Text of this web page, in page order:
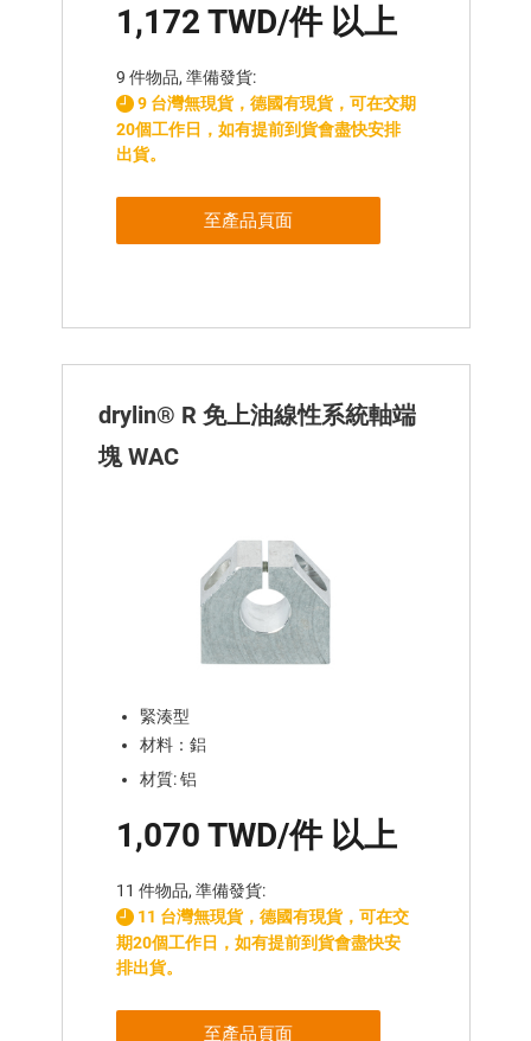
1,172 TWD/件 以上
9 件物品, 準備發貨:
9 台灣無現貨，德國有現貨，可在交期
20個工作日，如有提前到貨會盡快安排
出貨。
至產品頁面
drylin® R 免上油線性系統軸端
塊 WAC
緊湊型
材料：鋁
材質: 铝
1,070 TWD/件 以上
11 件物品, 準備發貨:
11 台灣無現貨，德國有現貨，可在交
期20個工作日，如有提前到貨會盡快安
排出貨。
至產品頁面